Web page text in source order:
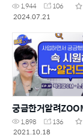
1,944 106
2024.07.21
궁금한거알려
1,898 136
2021.10.18